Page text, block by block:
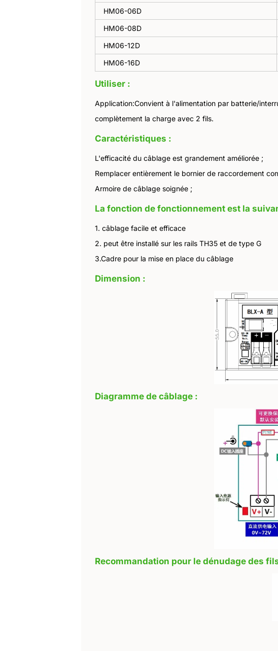
HM06-06D
HM06-08D
HM06-12D
HM06-16D
Utiliser :
Application:Convient à l'alimentation par batterie/
complètement la charge avec 2 fils.
Caractéristiques :
L'efficacité du câblage est grandement améliorée ;
Remplacer entièrement le bornier de raccordement
Armoire de câblage soignée ;
La fonction de fonctionnement est la
1. câblage facile et efficace
2. peut être installé sur les rails TH35 et de type G
3.Cadre pour la mise en place du câblage
Dimension :
Diagramme de câblage :
Recommandation pour le dénudage des